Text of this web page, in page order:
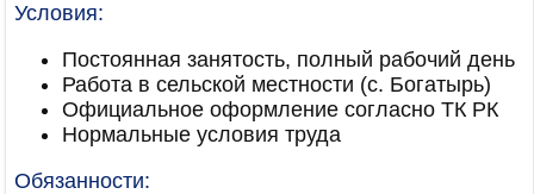
Условия:
Постоянная занятость, полный рабочий день
Работа в сельской местности (с. Богатырь)
Официальное оформление согласно ТК РК
Нормальные условия труда
Обязанности: